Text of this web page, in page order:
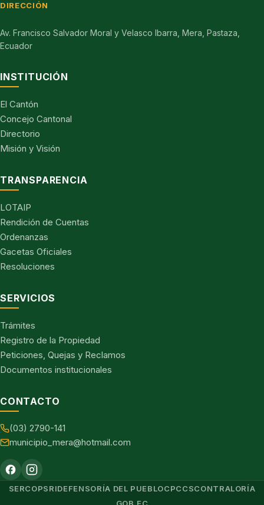
DIRECCIÓN
Av. Francisco Salvador Moral y Velasco Ibarra, Mera, Pastaza,
Ecuador
INSTITUCIÓN
El Cantón
Concejo Cantonal
Directorio
Misión y Visión
TRANSPARENCIA
LOTAIP
Rendición de Cuentas
Ordenanzas
Gacetas Oficiales
Resoluciones
SERVICIOS
Trámites
Registro de la Propiedad
Peticiones, Quejas y Reclamos
Documentos institucionales
CONTACTO
(03) 2790-141
municipio_mera@hotmail.com
SERCOPSRIDEFENSORÍA DEL PUEBLOCPCCSCONTRALORÍA